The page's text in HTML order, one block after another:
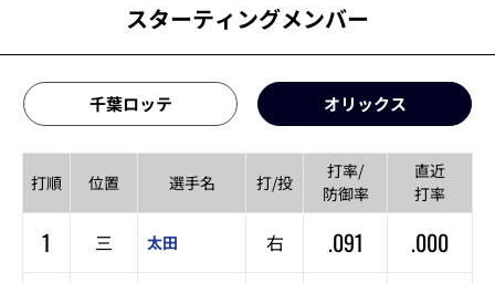
スターティングメンバー
千葉ロッテ オリックス
打順 位置 選手名 打/投
打率/
防御率
直近
打率
1 三 太田 右 .091
.000